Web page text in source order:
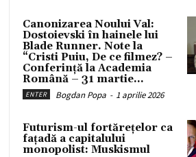
Canonizarea Noului Val:
Dostoievski în hainele lui
Blade Runner. Note la
“Cristi Puiu, De ce filmez? –
Conferință la Academia
Română – 31 martie...
ENTER Bogdan Popa - 1 aprilie 2026
Futurism-ul fortărețelor ca
fațadă a capitalului
monopolist: Muskismul